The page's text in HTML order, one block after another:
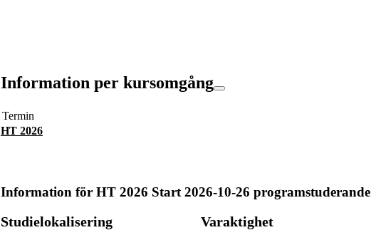
Information per kursomgång
Termin
HT 2026
Information för HT 2026 Start 2026-10-26 programstuderande
Studielokalisering Varaktighet